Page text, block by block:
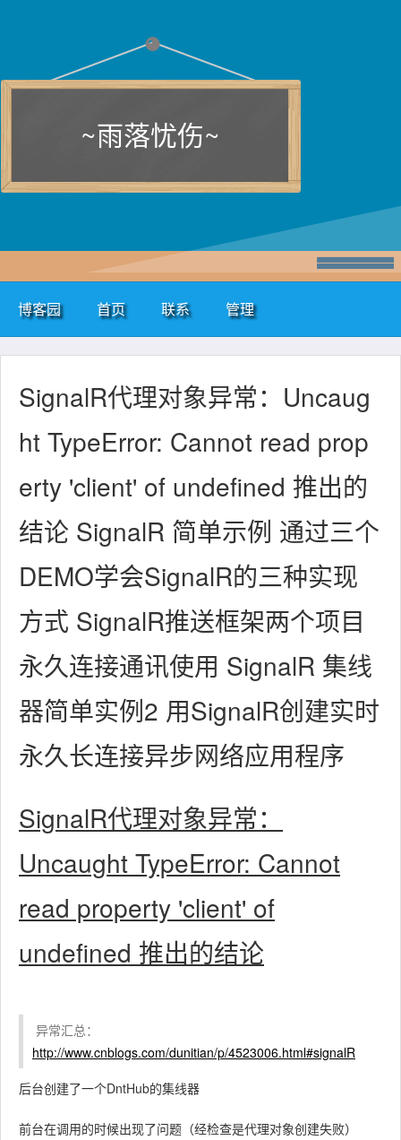
~雨落忧伤~
博客园 首页 联系 管理
SignalR代理对象异常：Uncaug
ht TypeError: Cannot read prop
erty 'client' of undefined 推出的
结论 SignalR 简单示例 通过三个
DEMO学会SignalR的三种实现
方式 SignalR推送框架两个项目
永久连接通讯使用 SignalR 集线
器简单实例2 用SignalR创建实时
永久长连接异步网络应用程序
SignalR代理对象异常：
Uncaught TypeError: Cannot
read property 'client' of
undefined 推出的结论
异常汇总：
http://www.cnblogs.com/dunitian/p/4523006.html#signalR
后台创建了一个DntHub的集线器
前台在调用的时候出现了问题（经检查是代理对象创建失败）